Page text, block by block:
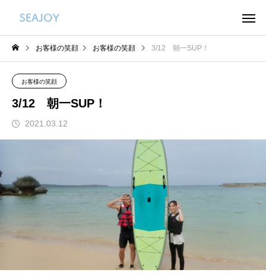
お客様の笑顔 お客様の笑顔 3/12 朝一SUP！
お客様の笑顔
3/12 朝一SUP！
2021.03.12